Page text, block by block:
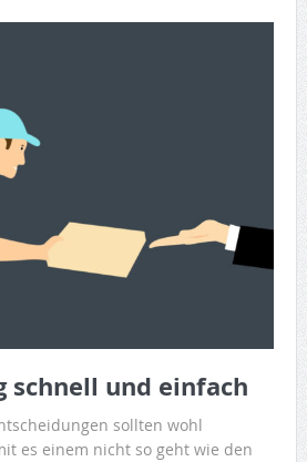
schnell und einfach
sollten wohl
es einem nicht so geht wie den